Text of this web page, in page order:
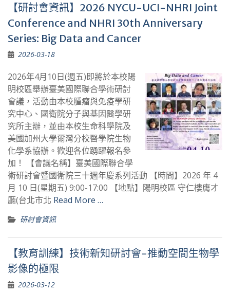
【研討會資訊】2026 NYCU-UCI-NHRI Joint
Conference and NHRI 30th Anniversary
Series: Big Data and Cancer
2026-03-18
2026年4月10日(週五)即將於本校陽
明校區舉辦臺美國際聯合學術研討
會議，活動由本校腫瘤與免疫學研
究中心、國衛院分子與基因醫學研
究所主辦，並由本校生命科學院及
美國加州大學爾灣分校醫學院生物
化學系協辦。歡迎各位踴躍報名參
加！ 【會議名稱】臺美國際聯合學
術研討會暨國衛院三十週年慶系列活動 【時間】2026 年 4
月 10 日(星期五) 9:00-17:00 【地點】陽明校區 守仁樓膺才
廳(台北市北 Read More …
研討會資訊
【教育訓練】技術新知研討會-推動空間生物學
影像的極限
2026-03-12